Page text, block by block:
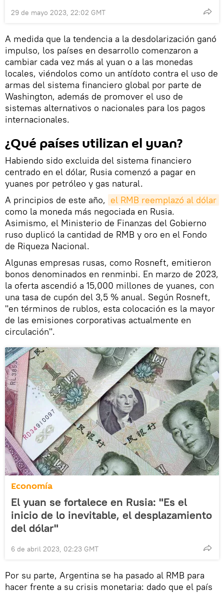
29 de mayo 2023, 22:02 GMT
A medida que la tendencia a la desdolarización ganó
impulso, los países en desarrollo comenzaron a
cambiar cada vez más al yuan o a las monedas
locales, viéndolos como un antídoto contra el uso de
armas del sistema financiero global por parte de
Washington, además de promover el uso de
sistemas alternativos o nacionales para los pagos
internacionales.
¿Qué países utilizan el yuan?
Habiendo sido excluida del sistema financiero
centrado en el dólar, Rusia comenzó a pagar en
yuanes por petróleo y gas natural.
A principios de este año, el RMB reemplazó al dólar
como la moneda más negociada en Rusia.
Asimismo, el Ministerio de Finanzas del Gobierno
ruso duplicó la cantidad de RMB y oro en el Fondo
de Riqueza Nacional.
Algunas empresas rusas, como Rosneft, emitieron
bonos denominados en renminbi. En marzo de 2023,
la oferta ascendió a 15,000 millones de yuanes, con
una tasa de cupón del 3,5 % anual. Según Rosneft,
"en términos de rublos, esta colocación es la mayor
de las emisiones corporativas actualmente en
circulación".
Economía
El yuan se fortalece en Rusia: "Es el
inicio de lo inevitable, el desplazamiento
del dólar"
6 de abril 2023, 02:23 GMT
Por su parte, Argentina se ha pasado al RMB para
hacer frente a su crisis monetaria: dado que el país